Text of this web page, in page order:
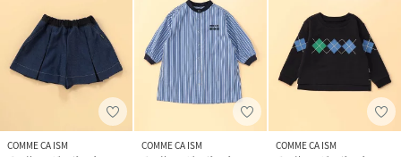
COMME CA ISM
COMME CA ISM
COMME CA ISM